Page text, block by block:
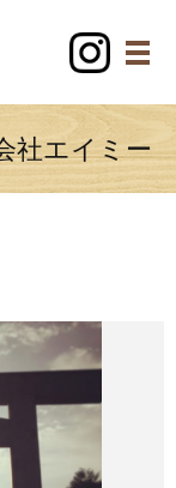
社エイミー